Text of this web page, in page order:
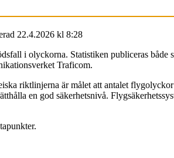
22.4.2026 kl 8:28
i olyckorna. Statistiken publiceras
Traficom.
riktlinjerna är målet att antalet
en god säkerhetsnivå.